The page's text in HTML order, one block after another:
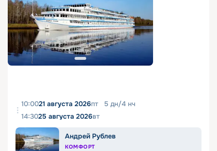
10:0021 августа 2026пт 5 дн/4 нч
14:3025 августа 2026вт
Андрей Рублев
КОМФОРТ